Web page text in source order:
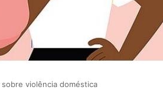
violência doméstica